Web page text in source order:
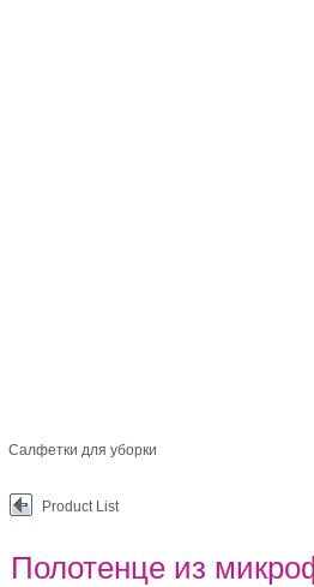
Салфетки для уборки
Product List
Полотенце из